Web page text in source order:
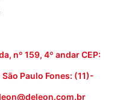
nº 159, 4º andar CEP:
Paulo Fones: (11)-